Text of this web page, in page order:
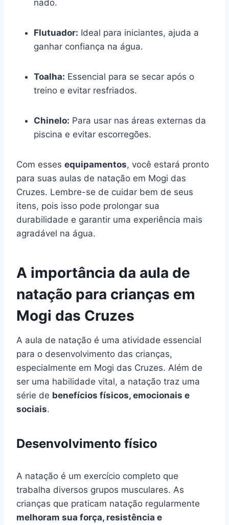
nado.
Flutuador: Ideal para iniciantes, ajuda a
ganhar confiança na água.
Toalha: Essencial para se secar após o
treino e evitar resfriados.
Chinelo: Para usar nas áreas externas da
piscina e evitar escorregões.
Com esses equipamentos, você estará pronto
para suas aulas de natação em Mogi das
Cruzes. Lembre-se de cuidar bem de seus
itens, pois isso pode prolongar sua
durabilidade e garantir uma experiência mais
agradável na água.
A importância da aula de
natação para crianças em
Mogi das Cruzes
A aula de natação é uma atividade essencial
para o desenvolvimento das crianças,
especialmente em Mogi das Cruzes. Além de
ser uma habilidade vital, a natação traz uma
série de benefícios físicos, emocionais e
sociais.
Desenvolvimento físico
A natação é um exercício completo que
trabalha diversos grupos musculares. As
crianças que praticam natação regularmente
melhoram sua força, resistência e